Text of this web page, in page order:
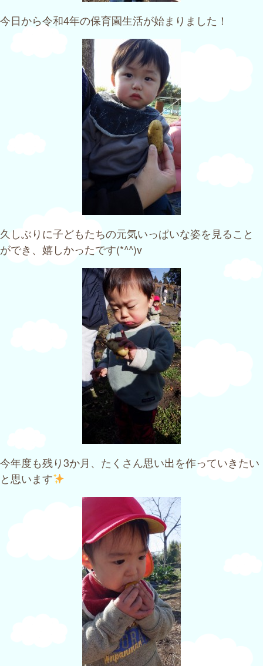
今日から令和4年の保育園生活が始まりました！
久しぶりに子どもたちの元気いっぱいな姿を見ること
ができ、嬉しかったです(*^^)v
今年度も残り3か月、たくさん思い出を作っていきたい
と思います